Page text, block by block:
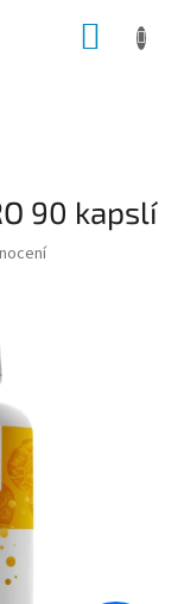
90 kapslí